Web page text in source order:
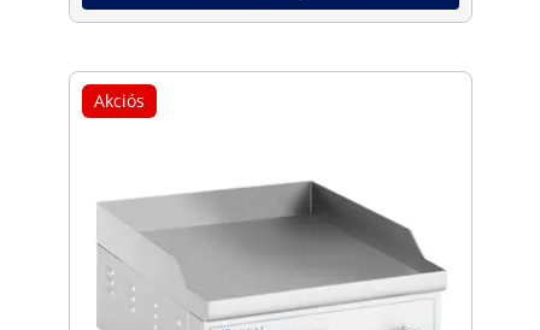
Akciós